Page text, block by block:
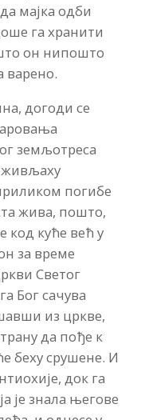
мајка одби
га хранити
он нипошто
варено.
догоди се
земљотреса
живљаху
погибе
жива, пошто,
код куће већ у
за време
Светог
Бог сачува
из цркве,
да пође к
беху срушене. И
док га
је знала његове